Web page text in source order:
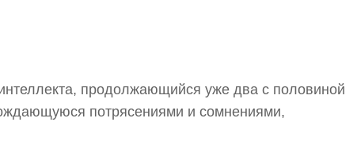
продолжающийся уже два с половиной
потрясениями и сомнениями,